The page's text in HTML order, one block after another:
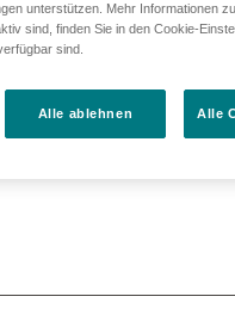
unterstützen. Mehr Informationen
sind, finden Sie in den Cookie-
sind.
Alle ablehnen Alle